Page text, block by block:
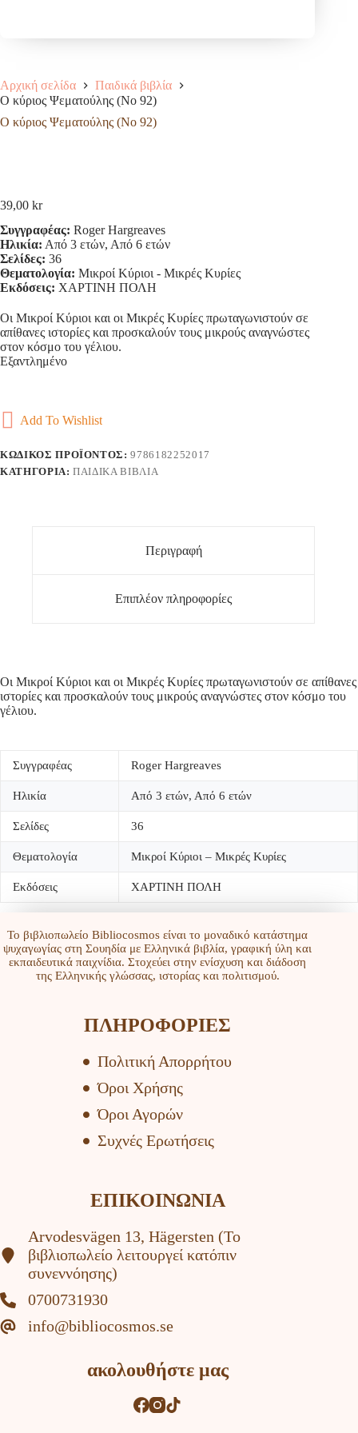
Αρχική σελίδα
Παιδικά βιβλία
Ο κύριος Ψεματούλης (Νο 92)
Ο κύριος Ψεματούλης (Νο 92)
39,00 kr
Συγγραφέας: Roger Hargreaves
Ηλικία: Από 3 ετών, Από 6 ετών
Σελίδες: 36
Θεματολογία: Μικροί Κύριοι - Μικρές Κυρίες
Εκδόσεις: ΧΑΡΤΙΝΗ ΠΟΛΗ
Οι Μικροί Κύριοι και οι Μικρές Κυρίες πρωταγωνιστούν σε
απίθανες ιστορίες και προσκαλούν τους μικρούς αναγνώστες
στον κόσμο του γέλιου.
Εξαντλημένο
Add To Wishlist
ΚΩΔΙΚΌΣ ΠΡΟΪΌΝΤΟΣ:9786182252017
ΚΑΤΗΓΟΡΊΑ:ΠΑΙΔΙΚΆ ΒΙΒΛΊΑ
Περιγραφή
Επιπλέον πληροφορίες
Οι Μικροί Κύριοι και οι Μικρές Κυρίες πρωταγωνιστούν σε απίθανες
ιστορίες και προσκαλούν τους μικρούς αναγνώστες στον κόσμο του
γέλιου.
Συγγραφέας Roger Hargreaves
Ηλικία Από 3 ετών, Από 6 ετών
Σελίδες 36
Θεματολογία Μικροί Κύριοι – Μικρές Κυρίες
Εκδόσεις ΧΑΡΤΙΝΗ ΠΟΛΗ
Το βιβλιοπωλείο Bibliocosmos είναι το μοναδικό κατάστημα
ψυχαγωγίας στη Σουηδία με Ελληνικά βιβλία, γραφική ύλη και
εκπαιδευτικά παιχνίδια. Στοχεύει στην ενίσχυση και διάδοση
της Ελληνικής γλώσσας, ιστορίας και πολιτισμού.
ΠΛΗΡΟΦΟΡΙΕΣ
Πολιτική Απορρήτου
Όροι Χρήσης
Όροι Αγορών
Συχνές Ερωτήσεις
ΕΠΙΚΟΙΝΩΝΙΑ
Arvodesvägen 13, Hägersten (To
βιβλιοπωλείο λειτουργεί κατόπιν
συνεννόησης)
0700731930
info@bibliocosmos.se
ακολουθήστε μας